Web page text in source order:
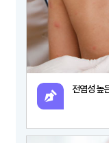
전염성 높